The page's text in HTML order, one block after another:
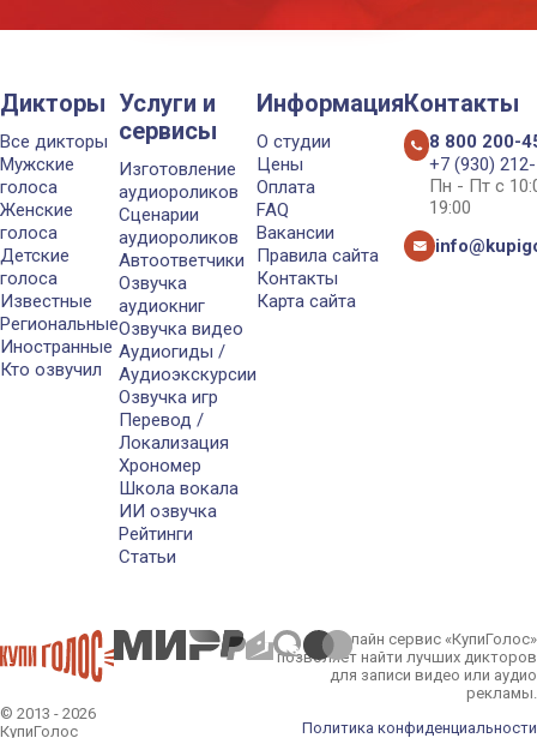
Дикторы
Все дикторы
Мужские
голоса
Женские
голоса
Детские
голоса
Известные
Региональные
Иностранные
Кто озвучил
Услуги и
сервисы
Изготовление
аудиороликов
Сценарии
аудиороликов
Автоответчики
Озвучка
аудиокниг
Озвучка видео
Аудиогиды /
Аудиоэкскурсии
Озвучка игр
Перевод /
Локализация
Хрономер
Школа вокала
ИИ озвучка
Рейтинги
Статьи
Информация
О студии
Цены
Оплата
FAQ
Вакансии
Правила сайта
Контакты
Карта сайта
Контакты
8 800 200-
+7 (930)
Пн - Пт с
19:00
© 2013 - 2026
КупиГолос
Онлайн сервис «КупиГолос»
позволяет найти лучших дикторов
для записи видео или аудио
рекламы.
Политика конфиденциальности